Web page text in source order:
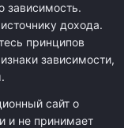
зависимость.
дохода.
принципов
зависимости,
сайт о
и не принимает